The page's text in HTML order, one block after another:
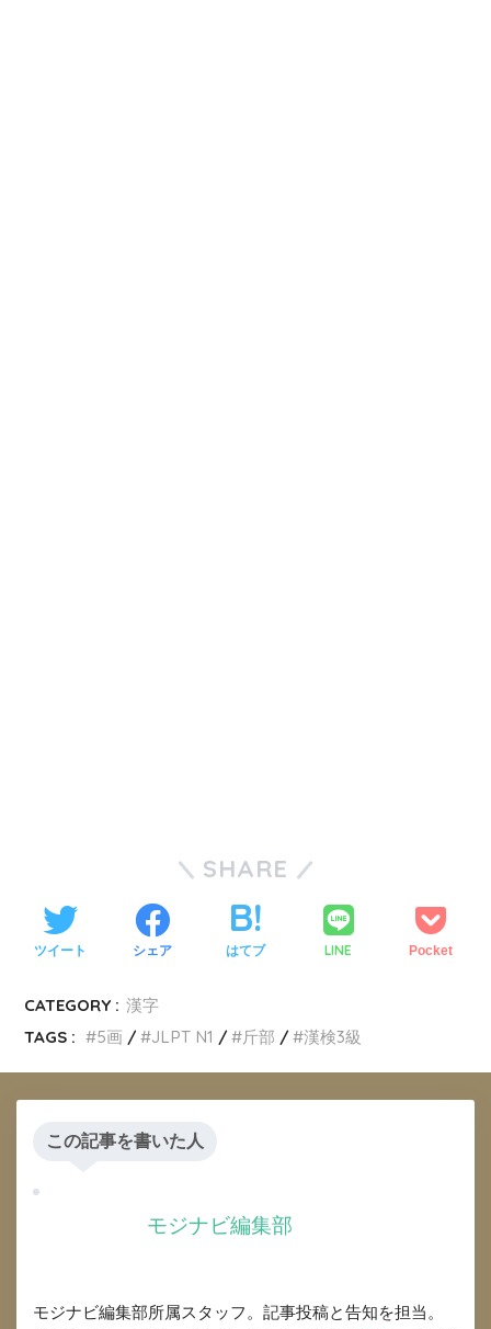
SHARE
ツイート シェア はてブ LINE Pocket
CATEGORY : 漢字
TAGS :
5画 JLPT N1 斤部 漢検3級
この記事を書いた人
モジナビ編集部
モジナビ編集部所属スタッフ。記事投稿と告知を担当。